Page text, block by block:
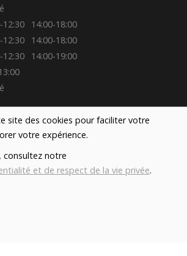
site des cookies pour faciliter votre
votre expérience.
consultez notre
et de respect de la vie privée.
12:30 14:00-18:00
12:30 14:00-18:00
12:30 14:00-19:00